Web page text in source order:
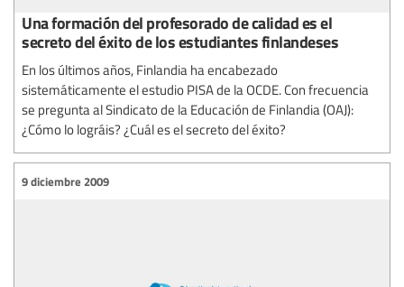
Una formación del profesorado de calidad es el
secreto del éxito de los estudiantes finlandeses
En los últimos años, Finlandia ha encabezado
sistemáticamente el estudio PISA de la OCDE. Con frecuencia
se pregunta al Sindicato de la Educación de Finlandia (OAJ):
¿Cómo lo lográis? ¿Cuál es el secreto del éxito?
9 diciembre 2009